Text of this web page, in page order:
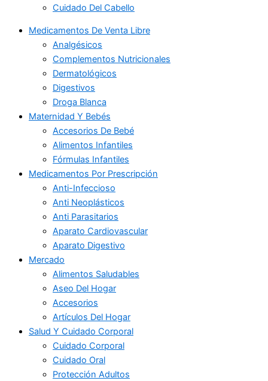
Cuidado Del Cabello
Medicamentos De Venta Libre
Analgésicos
Complementos Nutricionales
Dermatológicos
Digestivos
Droga Blanca
Maternidad Y Bebés
Accesorios De Bebé
Alimentos Infantiles
Fórmulas Infantiles
Medicamentos Por Prescripción
Anti-Infeccioso
Anti Neoplásticos
Anti Parasitarios
Aparato Cardiovascular
Aparato Digestivo
Mercado
Alimentos Saludables
Aseo Del Hogar
Accesorios
Artículos Del Hogar
Salud Y Cuidado Corporal
Cuidado Corporal
Cuidado Oral
Protección Adultos